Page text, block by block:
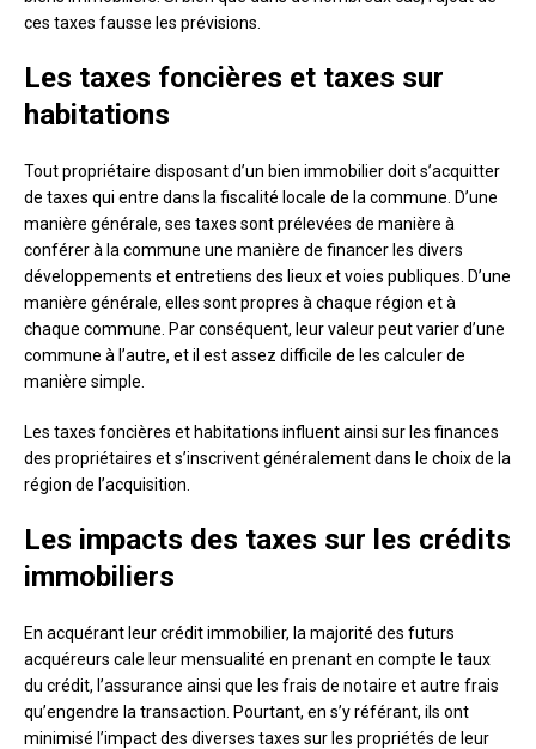
ces taxes fausse les prévisions.
Les taxes foncières et taxes sur
habitations
Tout propriétaire disposant d’un bien immobilier doit s’acquitter
de taxes qui entre dans la fiscalité locale de la commune. D’une
manière générale, ses taxes sont prélevées de manière à
conférer à la commune une manière de financer les divers
développements et entretiens des lieux et voies publiques. D’une
manière générale, elles sont propres à chaque région et à
chaque commune. Par conséquent, leur valeur peut varier d’une
commune à l’autre, et il est assez difficile de les calculer de
manière simple.
Les taxes foncières et habitations influent ainsi sur les finances
des propriétaires et s’inscrivent généralement dans le choix de la
région de l’acquisition.
Les impacts des taxes sur les crédits
immobiliers
En acquérant leur crédit immobilier, la majorité des futurs
acquéreurs cale leur mensualité en prenant en compte le taux
du crédit, l’assurance ainsi que les frais de notaire et autre frais
qu’engendre la transaction. Pourtant, en s’y référant, ils ont
minimisé l’impact des diverses taxes sur les propriétés de leur